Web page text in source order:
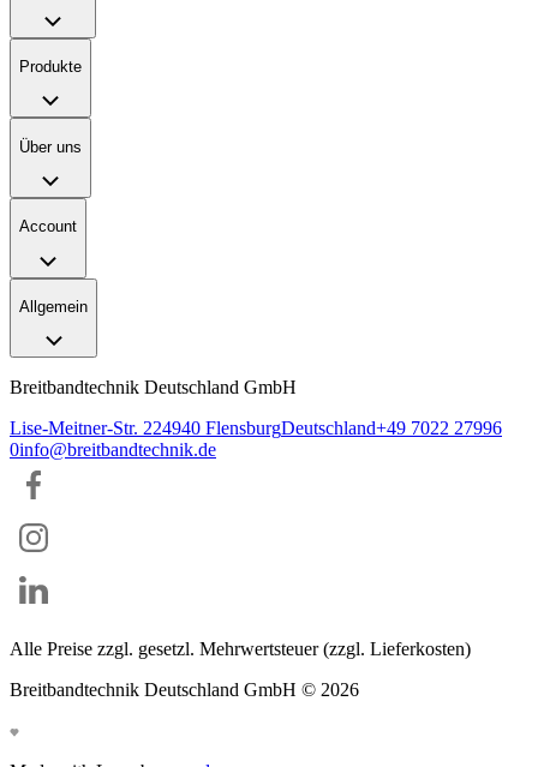
Produkte
Über uns
Account
Allgemein
Breitbandtechnik Deutschland GmbH
Lise-Meitner-Str. 224940 FlensburgDeutschland+49 7022 27996
0info@breitbandtechnik.de
Alle Preise zzgl. gesetzl. Mehrwertsteuer (zzgl. Lieferkosten)
Breitbandtechnik Deutschland GmbH © 2026